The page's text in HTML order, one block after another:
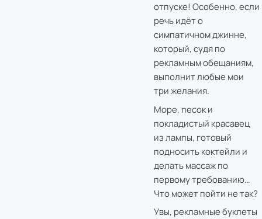
отпуске! Особенно, если
речь идёт о
симпатичном джинне,
который, судя по
рекламным обещаниям,
выполнит любые мои
три желания.
Море, песок и
покладистый красавец
из лампы, готовый
подносить коктейли и
делать массаж по
первому требованию…
Что может пойти не так?
Увы, рекламные буклеты